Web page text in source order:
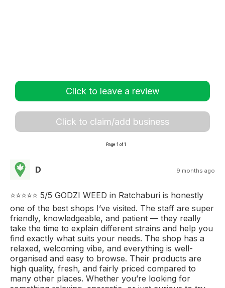
Click to leave a review
Click to claim/add business
Page 1 of 1
D 9 months ago
⭐️⭐️⭐️⭐️⭐️ 5/5 GODZI WEED in Ratchaburi is honestly
one of the best shops I’ve visited. The staff are super
friendly, knowledgeable, and patient — they really
take the time to explain different strains and help you
find exactly what suits your needs. The shop has a
relaxed, welcoming vibe, and everything is well-
organised and easy to browse. Their products are
high quality, fresh, and fairly priced compared to
many other places. Whether you’re looking for